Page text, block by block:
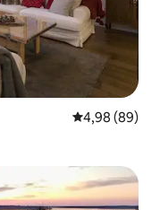
Gemiddelde
4,98 (89)